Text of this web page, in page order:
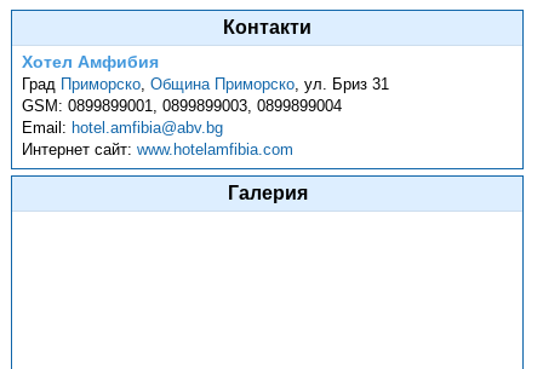
Контакти
Хотел Амфибия
Град Приморско,Община Приморско,ул. Бриз 31
GSM:0899899001, 0899899003, 0899899004
Email: hotel.amfibia@abv.bg
Интернет сайт:www.hotelamfibia.com
Галерия